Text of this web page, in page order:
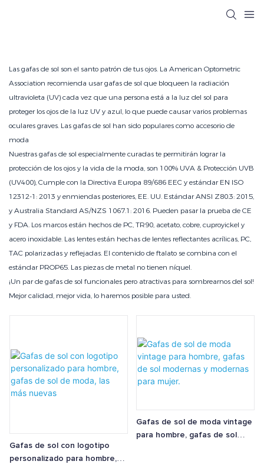
Las gafas de sol son el santo patrón de tus ojos. La American Optometric
Association recomienda usar gafas de sol que bloqueen la radiación
ultravioleta (UV) cada vez que una persona está a la luz del sol para
proteger los ojos de la luz UV y azul, lo que puede causar varios problemas
oculares graves. Las gafas de sol han sido populares como accesorio de
moda
Nuestras gafas de sol especialmente curadas te permitirán lograr la
protección de los ojos y la vida de la moda, son 100% UVA & Protección UVB
(UV400), Cumple con la Directiva Europa 89/686 EEC y estándar EN ISO
12312-1: 2013 y enmiendas posteriores, EE. UU. Estándar ANSI Z80.3: 2015,
y Australia Standard AS/NZS 1067.1: 2016. Pueden pasar la prueba de CE
y FDA. Los marcos están hechos de PC, TR90, acetato, cobre, cuproyickel y
acero inoxidable. Las lentes están hechas de lentes reflectantes acrílicas, PC,
TAC polarizadas y reflejadas. El contenido de ftalato se combina con el
estándar PROP65. Las piezas de metal no tienen níquel.
¡Un par de gafas de sol funcionales pero atractivas para sombrearnos del sol!
Mejor calidad, mejor vida, lo haremos posible para usted.
Gafas de sol con logotipo
personalizado para hombre,
Gafas de sol de moda vintage
para hombre, gafas de sol